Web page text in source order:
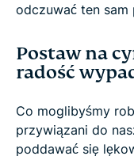
odczuwać ten sam
Postaw na
radość
Co moglibyśmy
przywiązani do
poddawać się